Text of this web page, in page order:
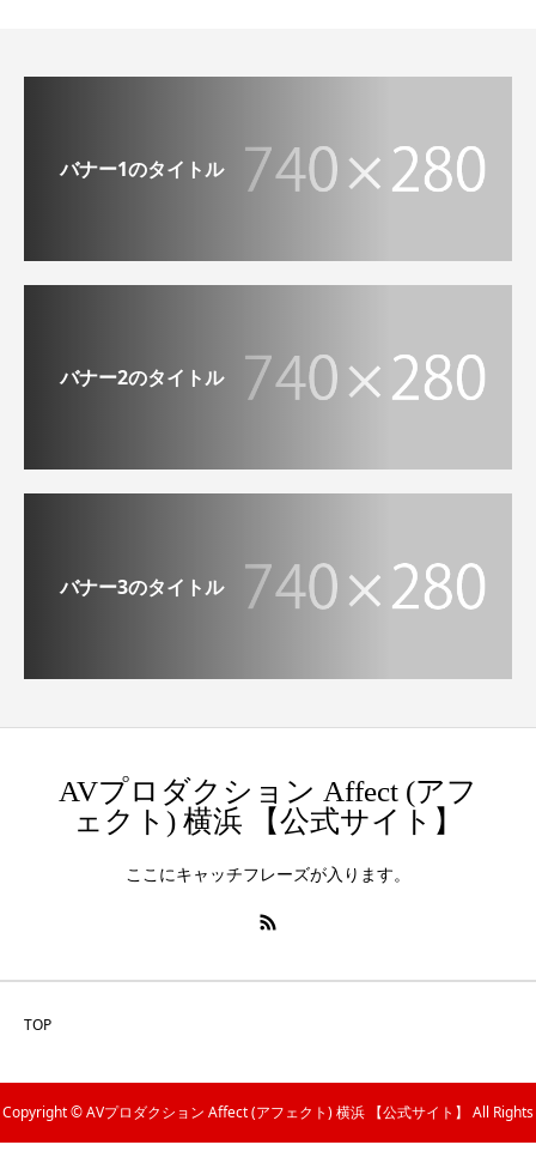
バナー1のタイトル
バナー2のタイトル
バナー3のタイトル
AVプロダクション Affect (アフ
ェクト) 横浜 【公式サイト】
ここにキャッチフレーズが入ります。
TOP
Copyright © AVプロダクション Affect (アフェクト) 横浜 【公式サイト】 All Rights